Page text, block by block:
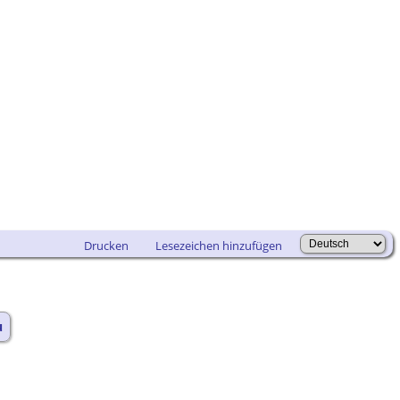
Drucken Lesezeichen hinzufügen